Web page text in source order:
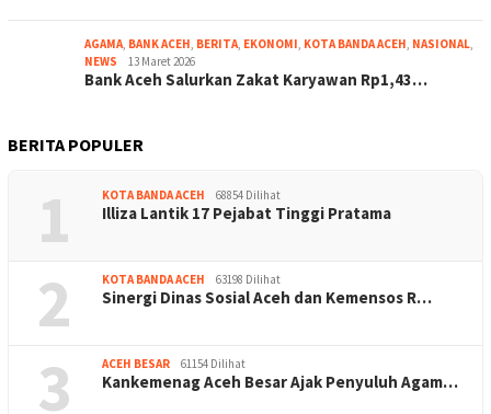
AGAMA BANK ACEH BERITA EKONOMI KOTA BANDA ACEH NASIONAL
NEWS
13 Maret 2026
Bank Aceh Salurkan Zakat Karyawan Rp1,43…
BERITA POPULER
1 KOTA BANDA ACEH 68854 Dilihat
Illiza Lantik 17 Pejabat Tinggi Pratama
2 KOTA BANDA ACEH 63198 Dilihat
Sinergi Dinas Sosial Aceh dan Kemensos R…
3 ACEH BESAR 61154 Dilihat
Kankemenag Aceh Besar Ajak Penyuluh Agam…